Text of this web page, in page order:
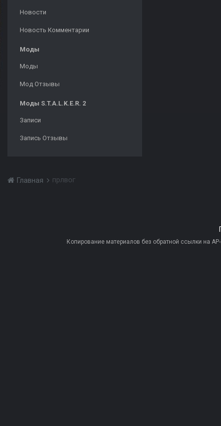
Новости
Новость Комментарии
Моды
Моды
Мод Отзывы
Моды S.T.A.L.K.E.R. 2
Записи
Запись Отзывы
Главная прлвог
Копирование материалов без обратной ссылки на